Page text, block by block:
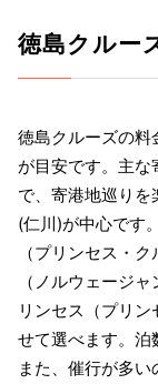
徳島クルー
徳島クルーズの
が目安です。主
で、寄港地巡り
(仁川)が中心です
（プリンセス・
（ノルウェージ
リンセス（プリ
せて選べます。泊
また、催行が多